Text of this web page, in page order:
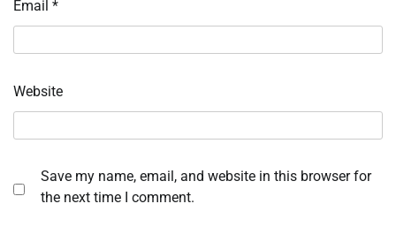
Email *
Website
Save my name, email, and website in this browser for
the next time I comment.